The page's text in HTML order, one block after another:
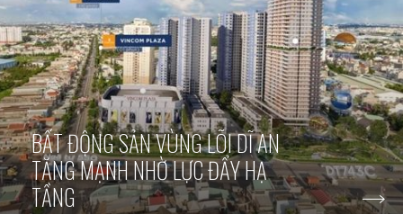
BẤT ĐỘNG SẢN VÙNG LÕI DĨ AN
TĂNG MẠNH NHỜ LỰC ĐẨY HẠ
TẦNG